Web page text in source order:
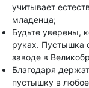
учитывает
младенца;
Будьте уверены,
руках. Пустышка
заводе в
Благодаря
пустышку в